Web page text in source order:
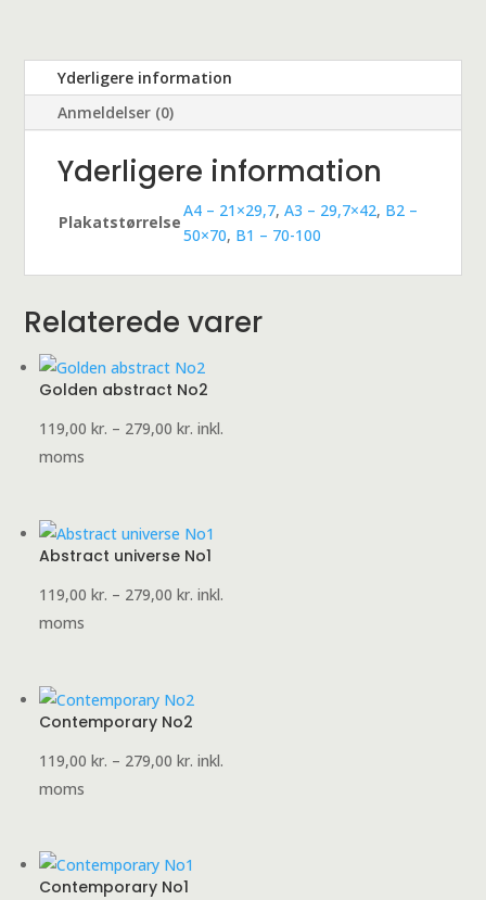
Yderligere information
Anmeldelser (0)
Yderligere information
Plakatstørrelse
A4 – 21×29,7,A3 – 29,7×42, B2 –
50×70, B1 – 70-100
Relaterede varer
Golden abstract No2
119,00kr. – 279,00kr. Prisinterval:
inkl.
moms
Abstract universe No1
119,00kr. – 279,00kr. Prisinterval:
inkl.
moms
Contemporary No2
119,00kr. – 279,00kr. Prisinterval:
inkl.
moms
Contemporary No1